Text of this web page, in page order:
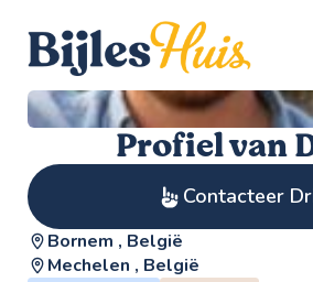
Profiel van
Contacteer
Bornem , België
Mechelen , België